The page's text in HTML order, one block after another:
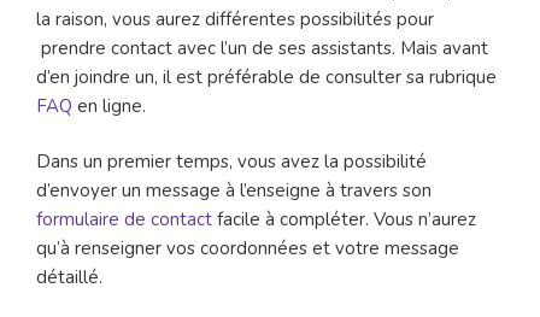
la raison, vous aurez différentes possibilités pour
prendre contact avec l’un de ses assistants. Mais avant
d’en joindre un, il est préférable de consulter sa rubrique
FAQ en ligne.
Dans un premier temps, vous avez la possibilité
d’envoyer un message à l’enseigne à travers son
formulaire de contact facile à compléter. Vous n’aurez
qu’à renseigner vos coordonnées et votre message
détaillé.